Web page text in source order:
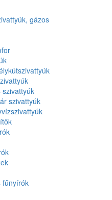
gázos
szivattyúk
szivattyúk
fűnyírók